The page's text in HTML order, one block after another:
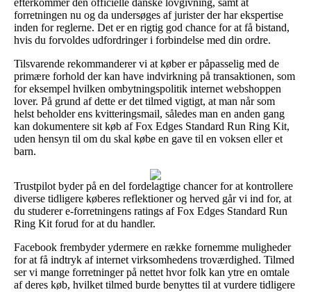
forretningen nu og da undersøges af jurister der har ekspertise
inden for reglerne. Det er en rigtig god chance for at få bistand,
hvis du forvoldes udfordringer i forbindelse med din ordre.
Tilsvarende rekommanderer vi at køber er påpasselig med de
primære forhold der kan have indvirkning på transaktionen, som
for eksempel hvilken ombytningspolitik internet webshoppen
lover. På grund af dette er det tilmed vigtigt, at man når som
helst beholder ens kvitteringsmail, således man en anden gang
kan dokumentere sit køb af Fox Edges Standard Run Ring Kit,
uden hensyn til om du skal købe en gave til en voksen eller et
barn.
Trustpilot byder på en del fordelagtige chancer for at kontrollere
diverse tidligere køberes reflektioner og herved går vi ind for, at
du studerer e-forretningens ratings af Fox Edges Standard Run
Ring Kit forud for at du handler.
Facebook frembyder ydermere en række fornemme muligheder
for at få indtryk af internet virksomhedens troværdighed. Tilmed
ser vi mange forretninger på nettet hvor folk kan ytre en omtale
af deres køb, hvilket tilmed burde benyttes til at vurdere tidligere